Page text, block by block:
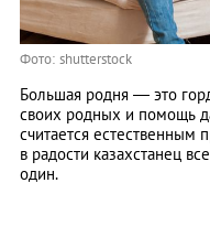
Фото: shutterstock
Большая родня — это
своих родных и помощь
считается естественным
в радости казахстанец
один.